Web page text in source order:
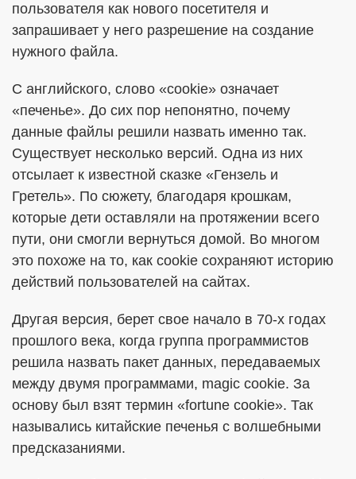
пользователя как нового посетителя и
запрашивает у него разрешение на создание
нужного файла.
С английского, слово «cookie» означает
«печенье». До сих пор непонятно, почему
данные файлы решили назвать именно так.
Существует несколько версий. Одна из них
отсылает к известной сказке «Гензель и
Гретель». По сюжету, благодаря крошкам,
которые дети оставляли на протяжении всего
пути, они смогли вернуться домой. Во многом
это похоже на то, как cookie сохраняют историю
действий пользователей на сайтах.
Другая версия, берет свое начало в 70-х годах
прошлого века, когда группа программистов
решила назвать пакет данных, передаваемых
между двумя программами, magic cookie. За
основу был взят термин «fortune cookie». Так
назывались китайские печенья с волшебными
предсказаниями.